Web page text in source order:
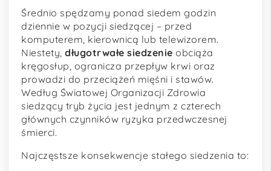
Średnio spędzamy ponad siedem godzin
dziennie w pozycji siedzącej – przed
komputerem, kierownicą lub telewizorem.
Niestety, długotrwałe siedzenie obciąża
kręgosłup, ogranicza przepływ krwi oraz
prowadzi do przeciążeń mięśni i stawów.
Według Światowej Organizacji Zdrowia
siedzący tryb życia jest jednym z czterech
głównych czynników ryzyka przedwczesnej
śmierci.
Najczęstsze konsekwencje stałego siedzenia to: